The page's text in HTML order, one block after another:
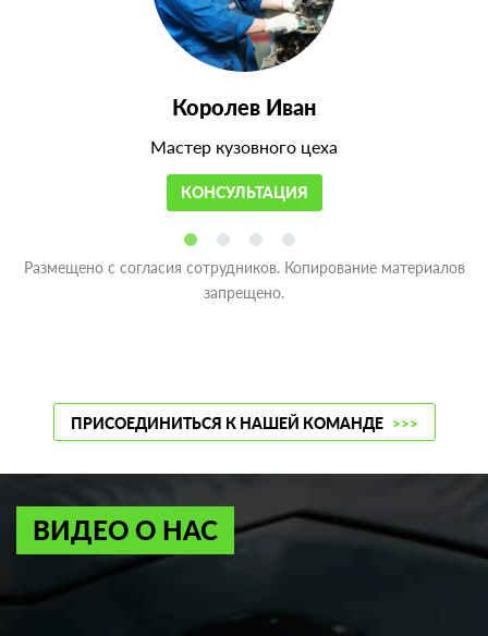
Королев Иван
Мастер кузовного цеха
КОНСУЛЬТАЦИЯ
Размещено с согласия сотрудников. Копирование материалов
запрещено.
ПРИСОЕДИНИТЬСЯ К НАШЕЙ КОМАНДЕ >>>
ВИДЕО О НАС